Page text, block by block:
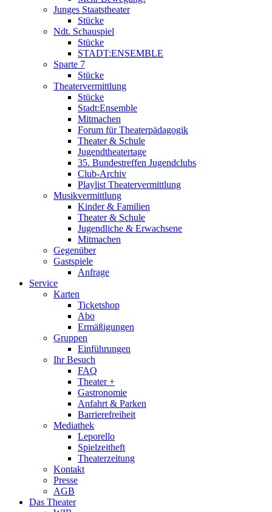
Junges Staatstheater
Stücke
Ndt. Schauspiel
Stücke
STADT:ENSEMBLE
Sparte 7
Stücke
Theatervermittlung
Stücke
Stadt:Ensemble
Mitmachen
Forum für Theaterpädagogik
Theater & Schule
Jugendtheatertage
35. Bundestreffen Jugendclubs
Club-Archiv
Playlist Theatervermittlung
Musikvermittlung
Kinder & Familien
Theater & Schule
Jugendliche & Erwachsene
Mitmachen
Gegenüber
Gastspiele
Anfrage
Service
Karten
Ticketshop
Abo
Ermäßigungen
Gruppen
Einführungen
Ihr Besuch
FAQ
Theater +
Gastronomie
Anfahrt & Parken
Barrierefreiheit
Mediathek
Leporello
Spielzeitheft
Theaterzeitung
Kontakt
Presse
AGB
Das Theater